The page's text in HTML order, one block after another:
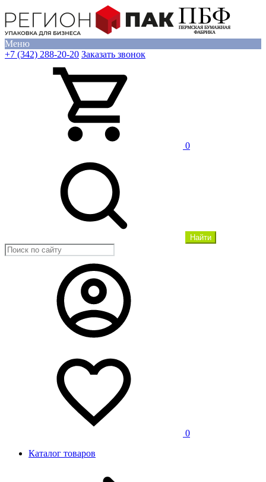
Меню
+7 (342) 288-20-20 Заказать звонок
0
Найти
0
Каталог товаров